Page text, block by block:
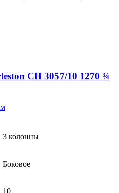
CH 3057/10 1270 ¾
3 колонны
Боковое
10